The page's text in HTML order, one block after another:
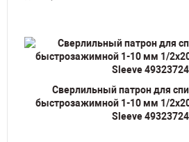
Сверлильный патрон для
быстрозажимной 1-10 мм 1/2х20
Sleeve